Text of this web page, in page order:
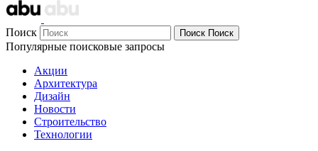
Поиск Поиск Поиск
Популярные поисковые запросы
Акции
Архитектура
Дизайн
Новости
Строительство
Технологии